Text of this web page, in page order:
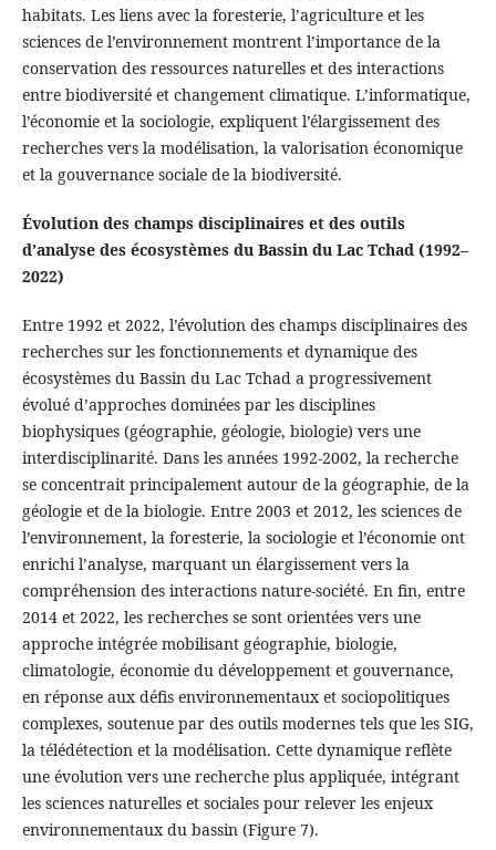
habitats. Les liens avec la foresterie, l’agriculture et les
sciences de l’environnement montrent l’importance de la
conservation des ressources naturelles et des interactions
entre biodiversité et changement climatique. L’informatique,
l’économie et la sociologie, expliquent l’élargissement des
recherches vers la modélisation, la valorisation économique
et la gouvernance sociale de la biodiversité.
Évolution des champs disciplinaires et des outils
d’analyse des écosystèmes du Bassin du Lac Tchad (1992–
2022)
Entre 1992 et 2022, l’évolution des champs disciplinaires des
recherches sur les fonctionnements et dynamique des
écosystèmes du Bassin du Lac Tchad a progressivement
évolué d’approches dominées par les disciplines
biophysiques (géographie, géologie, biologie) vers une
interdisciplinarité. Dans les années 1992-2002, la recherche
se concentrait principalement autour de la géographie, de la
géologie et de la biologie. Entre 2003 et 2012, les sciences de
l’environnement, la foresterie, la sociologie et l’économie ont
enrichi l’analyse, marquant un élargissement vers la
compréhension des interactions nature-société. En fin, entre
2014 et 2022, les recherches se sont orientées vers une
approche intégrée mobilisant géographie, biologie,
climatologie, économie du développement et gouvernance,
en réponse aux défis environnementaux et sociopolitiques
complexes, soutenue par des outils modernes tels que les SIG,
la télédétection et la modélisation. Cette dynamique reflète
une évolution vers une recherche plus appliquée, intégrant
les sciences naturelles et sociales pour relever les enjeux
environnementaux du bassin (Figure 7).